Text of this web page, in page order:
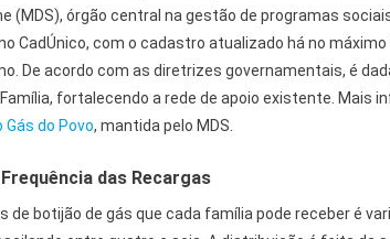
(MDS), órgão central na gestão de programas
CadÚnico, com o cadastro atualizado há no
De acordo com as diretrizes governamentais, é
fortalecendo a rede de apoio existente. Mais
do Povo, mantida pelo MDS.
das Recargas
de botijão de gás que cada família pode receber é